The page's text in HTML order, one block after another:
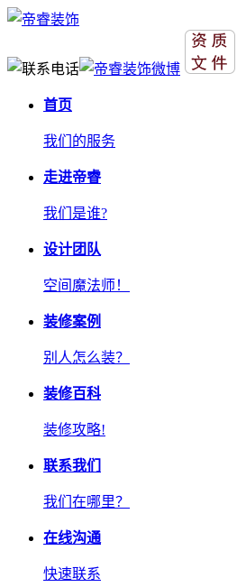
首页
我们的服务
走进帝睿
我们是谁?
设计团队
空间魔法师！
装修案例
别人怎么装？
装修百科
装修攻略!
联系我们
我们在哪里？
在线沟通
快速联系